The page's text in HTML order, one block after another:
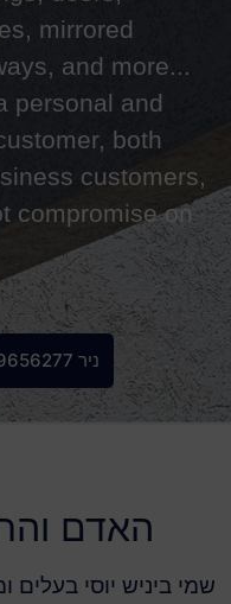
mirrored
and more...
personal and
both
customers,
compromise on
ניר 0509656277
האדם
שמי ביניש יוסי בעלים